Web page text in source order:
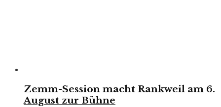
Zemm-Session macht Rankweil am 6.
August zur Bühne